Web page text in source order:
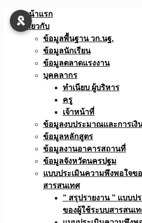
Skip
หน้าแรก
เกี่ยวกับ
ข้อมูลพื้นฐาน วก.นฐ.
ข้อมูลนักเรียน
ข้อมูลตลาดแรงงาน
บุคคลากร
ทำเนียบ ผู้บริหาร
ครู
เจ้าหน้าที่
ข้อมูลงบประมาณเเละการเงิ
ข้อมูลหลักสูตร
ข้อมูลงานอาคารสถานที่
ข้อมูลจังหวัดนครปฐม
แบบประเมินความพึงพอใจข
สารสนเทศ
” สรุปรายงาน ” แบบป
ของผู้ใช้ระบบสารสนเ